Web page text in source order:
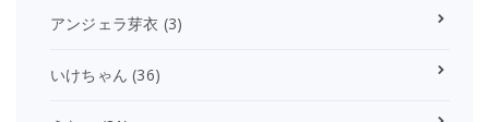
アンジェラ芽衣 (3)
いけちゃん (36)